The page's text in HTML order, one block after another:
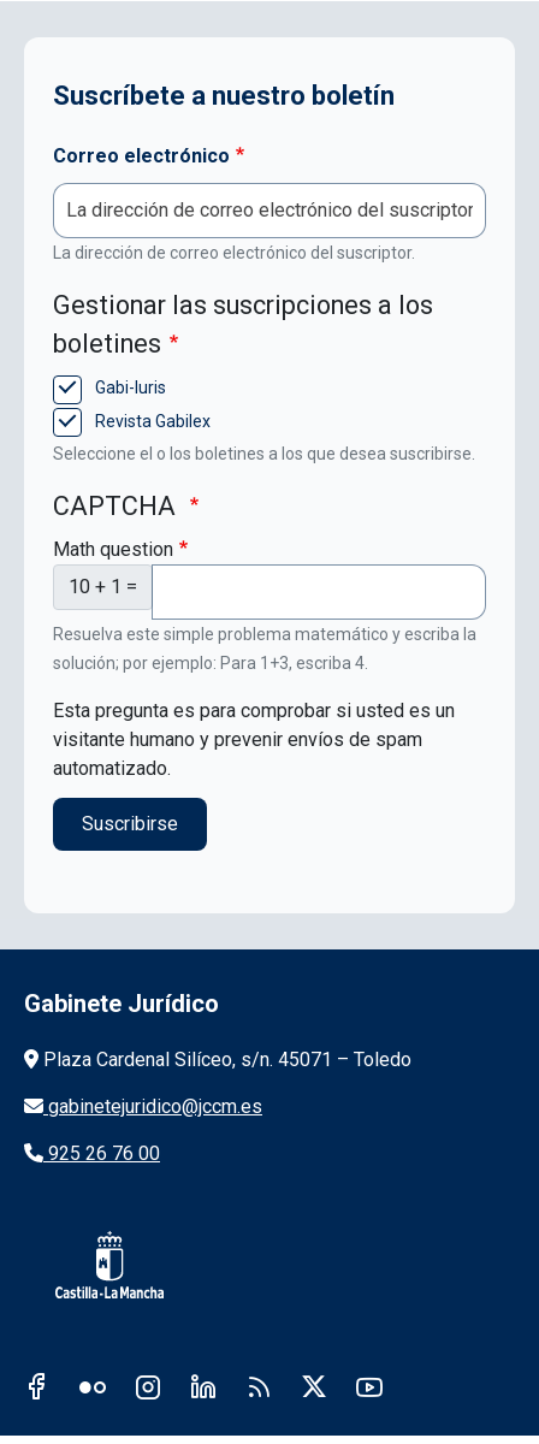
Suscríbete a nuestro boletín
Correo electrónico
La dirección de correo electrónico del suscriptor.
Gestionar las suscripciones a los
boletines
Gabi-Iuris
Revista Gabilex
Seleccione el o los boletines a los que desea suscribirse.
CAPTCHA
Math question
10 + 1 =
Resuelva este simple problema matemático y escriba la
solución; por ejemplo: Para 1+3, escriba 4.
Esta pregunta es para comprobar si usted es un
visitante humano y prevenir envíos de spam
automatizado.
Gabinete Jurídico
Información de la institución
Plaza Cardenal Silíceo, s/n. 45071 – Toledo
gabinetejuridico@jccm.es
925 26 76 00
Redes sociales JCCM